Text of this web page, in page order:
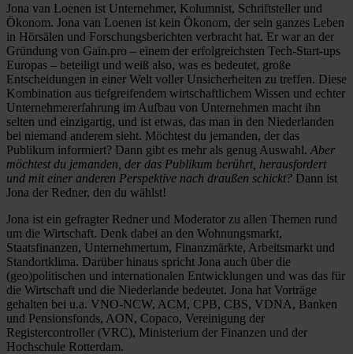
Jona van Loenen ist Unternehmer, Kolumnist, Schriftsteller und
Ökonom. Jona van Loenen ist kein Ökonom, der sein ganzes Leben
in Hörsälen und Forschungsberichten verbracht hat. Er war an der
Gründung von Gain.pro – einem der erfolgreichsten Tech-Start-ups
Europas – beteiligt und weiß also, was es bedeutet, große
Entscheidungen in einer Welt voller Unsicherheiten zu treffen. Diese
Kombination aus tiefgreifendem wirtschaftlichem Wissen und echter
Unternehmererfahrung im Aufbau von Unternehmen macht ihn
selten und einzigartig, und ist etwas, das man in den Niederlanden
bei niemand anderem sieht. Möchtest du jemanden, der das
Publikum informiert? Dann gibt es mehr als genug Auswahl. Aber
möchtest du jemanden, der das Publikum berührt, herausfordert
und mit einer anderen Perspektive nach draußen schickt? Dann ist
Jona der Redner, den du wählst!
Jona ist ein gefragter Redner und Moderator zu allen Themen rund
um die Wirtschaft. Denk dabei an den Wohnungsmarkt,
Staatsfinanzen, Unternehmertum, Finanzmärkte, Arbeitsmarkt und
Standortklima. Darüber hinaus spricht Jona auch über die
(geo)politischen und internationalen Entwicklungen und was das für
die Wirtschaft und die Niederlande bedeutet. Jona hat Vorträge
gehalten bei u.a. VNO-NCW, ACM, CPB, CBS, VDNA, Banken
und Pensionsfonds, AON, Copaco, Vereinigung der
Registercontroller (VRC), Ministerium der Finanzen und der
Hochschule Rotterdam.